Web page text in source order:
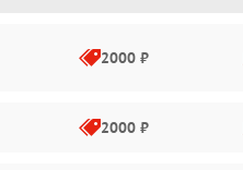
2000 ₽
2000 ₽